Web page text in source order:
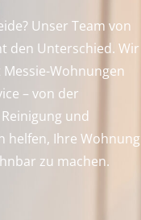
Unser Team von
den Unterschied. Wir
Wohnungen
– von der
und
helfen, Ihre Wohnung
zu machen.